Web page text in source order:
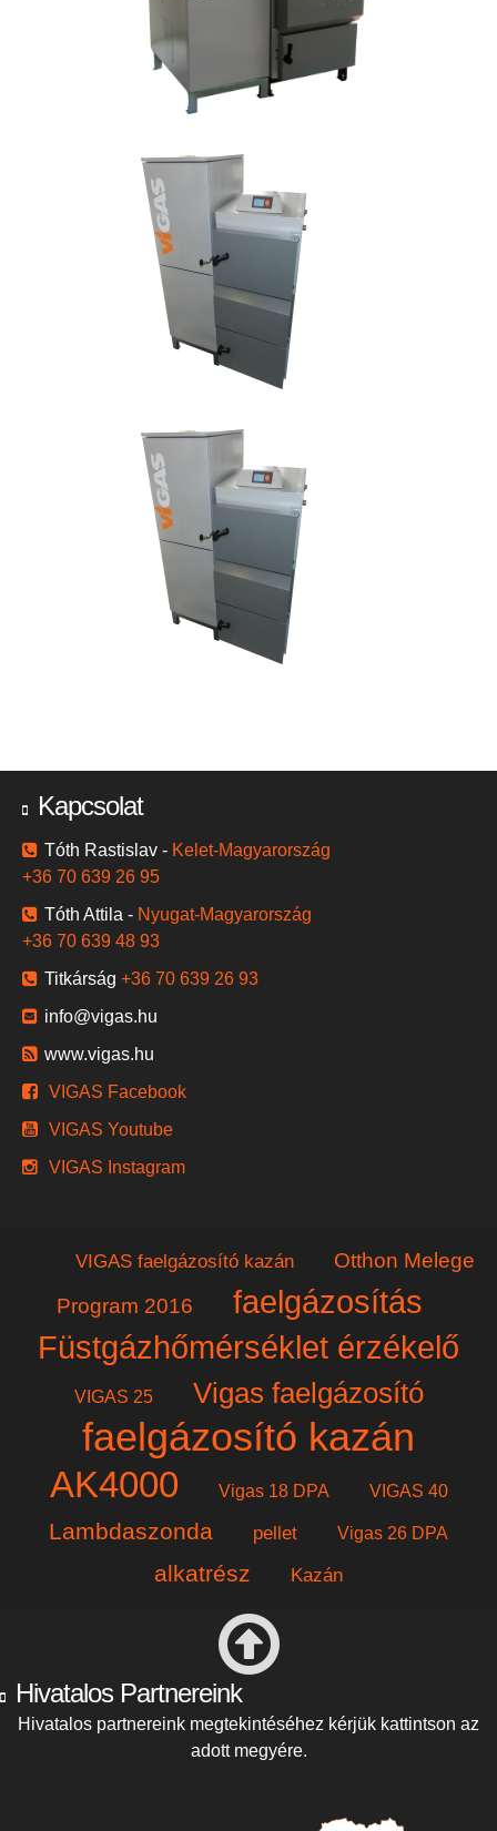
Kapcsolat
Tóth Rastislav - Kelet-Magyarország
+36 70 639 26 95
Tóth Attila - Nyugat-Magyarország
+36 70 639 48 93
Titkárság +36 70 639 26 93
info@vigas.hu
www.vigas.hu
VIGAS Facebook
VIGAS Youtube
VIGAS Instagram
VIGAS faelgázosító kazán
Otthon Melege
Program 2016
faelgázosítás
Füstgázhőmérséklet érzékelő
VIGAS 25 Vigas faelgázosító
faelgázosító kazán
AK4000 Vigas 18 DPA VIGAS 40
Lambdaszonda pellet Vigas 26 DPA
alkatrész Kazán
Hivatalos Partnereink
Hivatalos partnereink megtekintéséhez kérjük kattintson az
adott megyére.